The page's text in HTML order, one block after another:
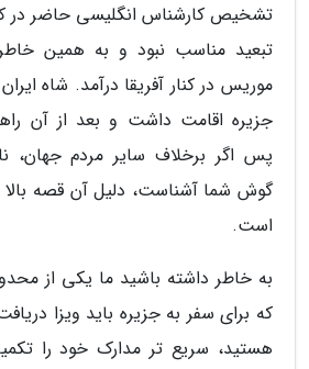
تشخیص کارشناس انگلیسی حاضر در
تبعید مناسب نبود و به همین
موریس در کنار آفریقا درآمد. شاه
جزیره اقامت داشت و بعد از آن
پس اگر برخلاف سایر مردم جهان،
گوش شما آشناست، دلیل آن قصه بالا
است.
به خاطر داشته باشید ما یکی از
که برای سفر به جزیره باید ویزا
هستید، سریع تر مدارک خود را